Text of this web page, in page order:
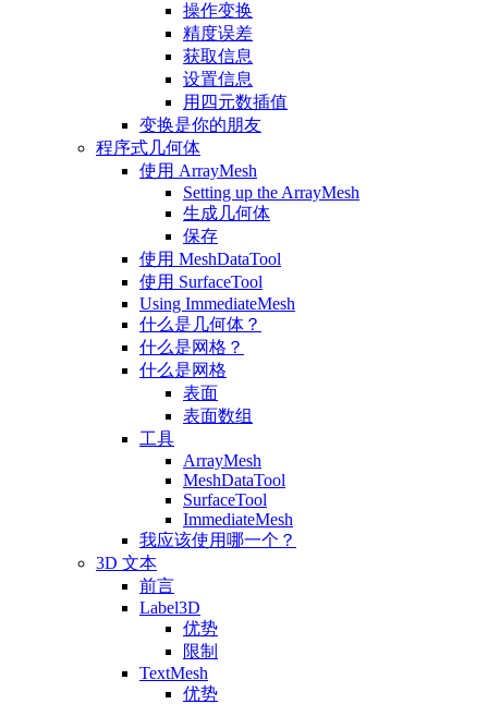
操作变换
精度误差
获取信息
设置信息
用四元数插值
变换是你的朋友
程序式几何体
使用 ArrayMesh
Setting up the ArrayMesh
生成几何体
保存
使用 MeshDataTool
使用 SurfaceTool
Using ImmediateMesh
什么是几何体？
什么是网格？
什么是网格
表面
表面数组
工具
ArrayMesh
MeshDataTool
SurfaceTool
ImmediateMesh
我应该使用哪一个？
3D 文本
前言
Label3D
优势
限制
TextMesh
优势